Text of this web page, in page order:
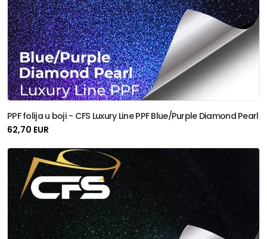
Roll Space
Solar Screen
Sott
Terminax
Unifol
Uzlex
Xpel
PPF folija u boji - CFS Luxury Line PPF Blue/Purple Diamond Pearl
62,70 EUR